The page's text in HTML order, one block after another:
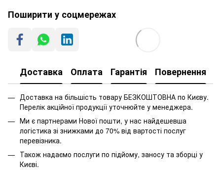
Поширити у соцмережах
Доставка Оплата Гарантія Повернення
Доставка на більшість товару БЕЗКОШТОВНА по Києву.
Перелік акційної продукції уточнюйте у менеджера.
Ми є партнерами Нової пошти, у нас найдешевша
логістика зі знижками до 70% від вартості послуг
перевізника.
Також надаємо послуги по підйому, заносу та зборці у
Києві.